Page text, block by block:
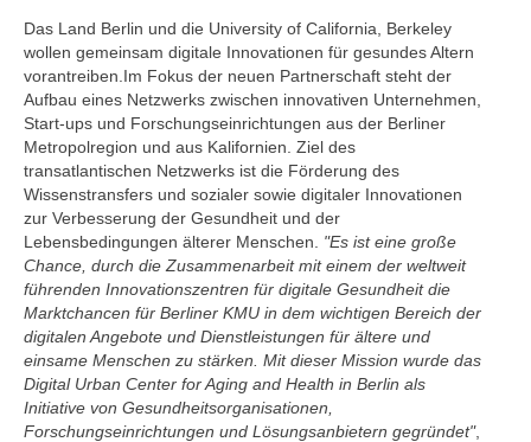
Das Land Berlin und die University of California, Berkeley
wollen gemeinsam digitale Innovationen für gesundes Altern
vorantreiben.Im Fokus der neuen Partnerschaft steht der
Aufbau eines Netzwerks zwischen innovativen Unternehmen,
Start-ups und Forschungseinrichtungen aus der Berliner
Metropolregion und aus Kalifornien. Ziel des
transatlantischen Netzwerks ist die Förderung des
Wissenstransfers und sozialer sowie digitaler Innovationen
zur Verbesserung der Gesundheit und der
Lebensbedingungen älterer Menschen. "Es ist eine große
Chance, durch die Zusammenarbeit mit einem der weltweit
führenden Innovationszentren für digitale Gesundheit die
Marktchancen für Berliner KMU in dem wichtigen Bereich der
digitalen Angebote und Dienstleistungen für ältere und
einsame Menschen zu stärken. Mit dieser Mission wurde das
Digital Urban Center for Aging and Health in Berlin als
Initiative von Gesundheitsorganisationen,
Forschungseinrichtungen und Lösungsanbietern gegründet",